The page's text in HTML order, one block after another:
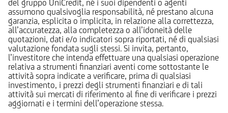
del gruppo UniCredit, né i suoi dipendenti o agenti
assumono qualsivoglia responsabilità, né prestano alcuna
garanzia, esplicita o implicita, in relazione alla correttezza,
all’accuratezza, alla completezza o all’idoneità delle
quotazioni, dati e/o indicatori sopra riportati, né di qualsiasi
valutazione fondata sugli stessi. Si invita, pertanto,
l’investitore che intenda effettuare una qualsiasi operazione
relativa a strumenti finanziari aventi come sottostante le
attività sopra indicate a verificare, prima di qualsiasi
investimento, i prezzi degli strumenti finanziari e di tali
attività sui mercati di riferimento al fine di verificare i prezzi
aggiornati e i termini dell’operazione stessa.